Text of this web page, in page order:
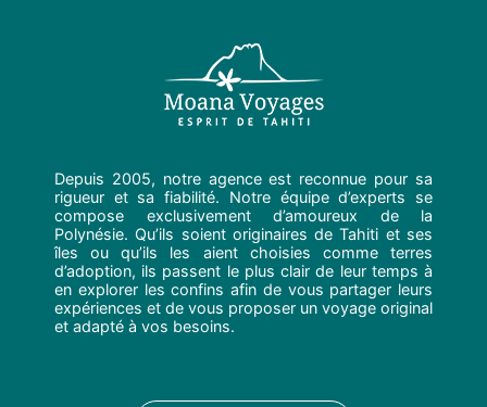
Depuis 2005, notre agence est reconnue pour sa
rigueur et sa fiabilité. Notre équipe d’experts se
compose exclusivement d’amoureux de la
Polynésie. Qu’ils soient originaires de Tahiti et ses
îles ou qu’ils les aient choisies comme terres
d’adoption, ils passent le plus clair de leur temps à
en explorer les confins afin de vous partager leurs
expériences et de vous proposer un voyage original
et adapté à vos besoins.